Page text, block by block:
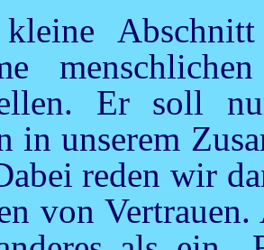
kleine
Er soll
in unserem
reden wir
von